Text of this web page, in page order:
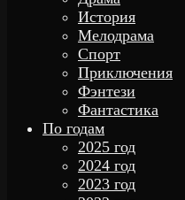
История
Мелодрама
Спорт
Приключения
Фэнтези
Фантастика
По годам
2025 год
2024 год
2023 год